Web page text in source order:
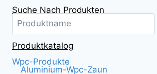
Suche Nach Produkten
Produktkatalog
Wpc-Produkte
Aluminium-Wpc-Zaun